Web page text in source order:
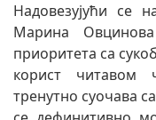
Надовезујући се
Марина
приоритета са
корист читавом
тренутно суочава